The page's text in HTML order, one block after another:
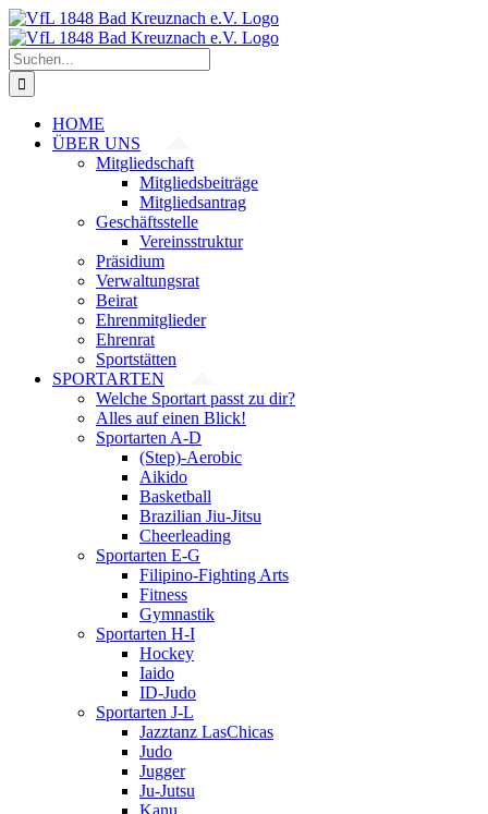
Zum
Inhalt
springen
Suche
nach:
HOME
ÜBER UNS
Mitgliedschaft
Mitgliedsbeiträge
Mitgliedsantrag
Geschäftsstelle
Vereinsstruktur
Präsidium
Verwaltungsrat
Beirat
Ehrenmitglieder
Ehrenrat
Sportstätten
SPORTARTEN
Welche Sportart passt zu dir?
Alles auf einen Blick!
Sportarten A-D
(Step)-Aerobic
Aikido
Basketball
Brazilian Jiu-Jitsu
Cheerleading
Sportarten E-G
Filipino-Fighting Arts
Fitness
Gymnastik
Sportarten H-I
Hockey
Iaido
ID-Judo
Sportarten J-L
Jazztanz LasChicas
Judo
Jugger
Ju-Jutsu
Kanu